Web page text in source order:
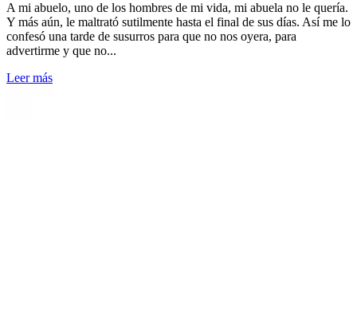
A mi abuelo, uno de los hombres de mi vida, mi abuela no le quería.
Y más aún, le maltrató sutilmente hasta el final de sus días. Así me lo
confesó una tarde de susurros para que no nos oyera, para
advertirme y que no...
Leer más